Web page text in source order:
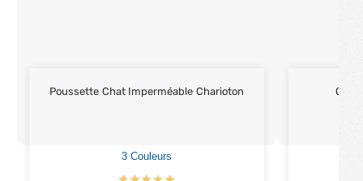
Poussette Chat Imperméable Charioton
3 Couleurs